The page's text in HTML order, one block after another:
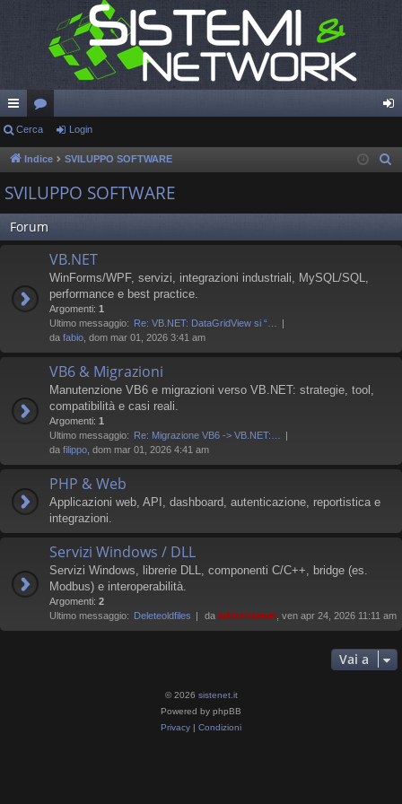
oll
eg
a
m
en
R
or
u
m
in
Cerca Login
Indice SVILUPPO SOFTWARE
SVILUPPO SOFTWARE
Forum
VB.NET
WinForms/WPF, servizi, integrazioni industriali, MySQL/SQL,
performance e best practice.
Argomenti: 1
Ultimo messaggio: Re: VB.NET: DataGridView si “…
da fabio , dom mar 01, 2026 3:41 am
VB6 & Migrazioni
Manutenzione VB6 e migrazioni verso VB.NET: strategie, tool,
compatibilità e casi reali.
Argomenti: 1
Ultimo messaggio: Re: Migrazione VB6 -> VB.NET:…
da filippo , dom mar 01, 2026 4:41 am
PHP & Web
Applicazioni web, API, dashboard, autenticazione, reportistica e
integrazioni.
Servizi Windows / DLL
Servizi Windows, librerie DLL, componenti C/C++, bridge (es.
Modbus) e interoperabilità.
Argomenti: 2
Ultimo messaggio: Deleteoldfiles da admsistenet , ven apr 24, 2026 11:11 am
Vai a
© 2026 sistenet.it
Powered by phpBB
Privacy | Condizioni